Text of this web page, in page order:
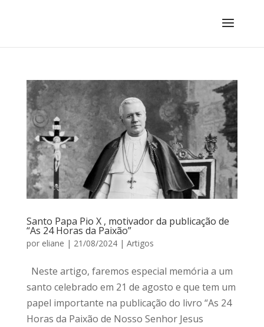
Santo Papa Pio X , motivador da publicação de
“As 24 Horas da Paixão”
por eliane | 21/08/2024| Artigos
Neste artigo, faremos especial memória a um
santo celebrado em 21 de agosto e que tem um
papel importante na publicação do livro “As 24
Horas da Paixão de Nosso Senhor Jesus